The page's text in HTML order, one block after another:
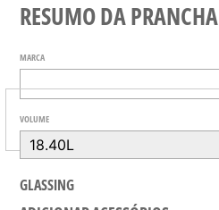
RESUMO DA PRANCHA
MARCA
VOLUME
GLASSING